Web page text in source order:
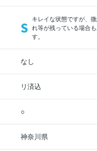
S
キレイな状態ですが、
れ等が残っている場合も
す。
なし
リ済込
○
神奈川県